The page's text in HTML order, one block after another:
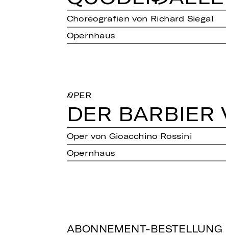
Choreografien von Richard Siegal
Opernhaus
OPER
DER BAR­BIER
Oper von Gioacchino Rossini
Opernhaus
ABONNEMENT-BESTELLUNG